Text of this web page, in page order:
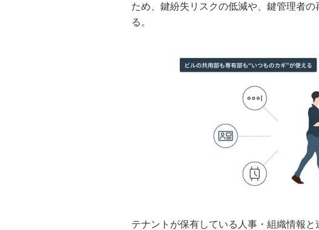
ため、鍵紛失リスクの低減や、鍵管理者
る。
テナントが保有している人事・組織情報